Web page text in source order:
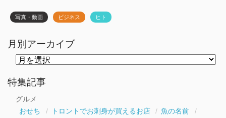
写真・動画 ビジネス ヒト
月別アーカイブ
ー
カ
特集記事
グルメ
おせち
トロントでお刺身が買えるお店
魚の名前